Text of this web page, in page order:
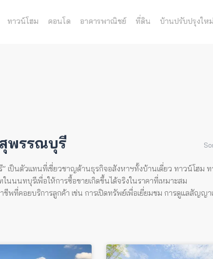
ทาวน์โฮม คอนโด อาคารพาณิชย์ ที่ดิน บ้านปรับปรุงใหม่
พรรณบุรี
นตัวแทนที่เชี่ยวชาญด้านธุรกิจอสังหาฯทั้งบ้านเดี่ยว ทาวน์โฮม ท
นนนทบุรีเพื่อให้การซื้อขายเกิดขึ้นได้จริงในราคาที่เหมาะสม
ที่คอยบริการลูกค้า เช่น การเปิดทรัพย์เพื่อเยี่ยมชม การดูแลสัญญา